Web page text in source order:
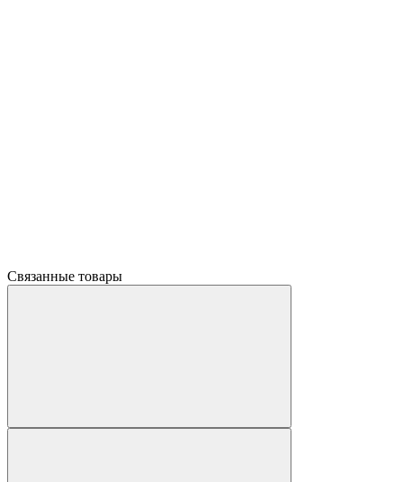
Связанные товары